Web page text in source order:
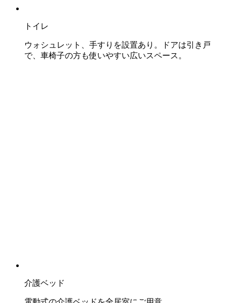
トイレ
ウォシュレット、手すりを設置あり。ドアは引き戸
で、車椅子の方も使いやすい広いスペース。
介護ベッド